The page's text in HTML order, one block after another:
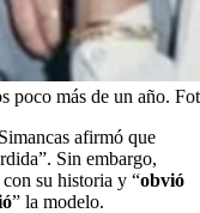
poco más de un año.
afirmó que
Sin embargo,
su historia y “obvió
” la modelo.